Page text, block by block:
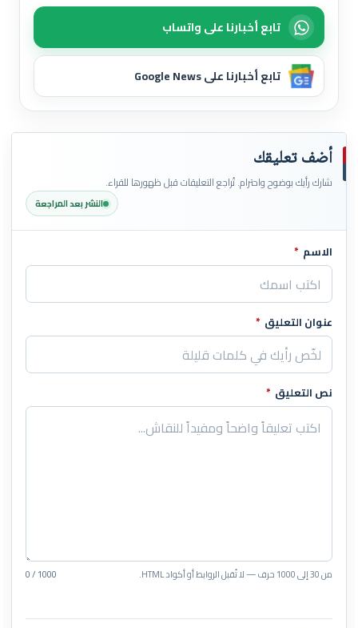
تابع أخبارنا على واتساب
تابع أخبارنا على Google News
أضف تعليقك
شارك رأيك بوضوح واحترام. تُراجع التعليقات قبل ظهورها للقراء.
النشر بعد المراجعة
اترك هذا الحقل فارغاً
الاسم *
عنوان التعليق *
نص التعليق *
من 30 إلى 1000 حرف — لا تُقبل الروابط أو أكواد HTML. 0 / 1000